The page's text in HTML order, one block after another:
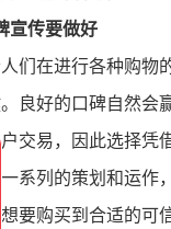
宣传要做好
们在进行各种购物
良好的口碑自然会
交易，因此选择凭
一系列的策划和运作
要购买到合适的可